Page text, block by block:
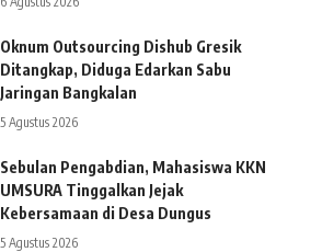
Oknum Outsourcing Dishub Gresik
Ditangkap, Diduga Edarkan Sabu
Jaringan Bangkalan
5 Agustus 2026
Sebulan Pengabdian, Mahasiswa KKN
UMSURA Tinggalkan Jejak
Kebersamaan di Desa Dungus
5 Agustus 2026